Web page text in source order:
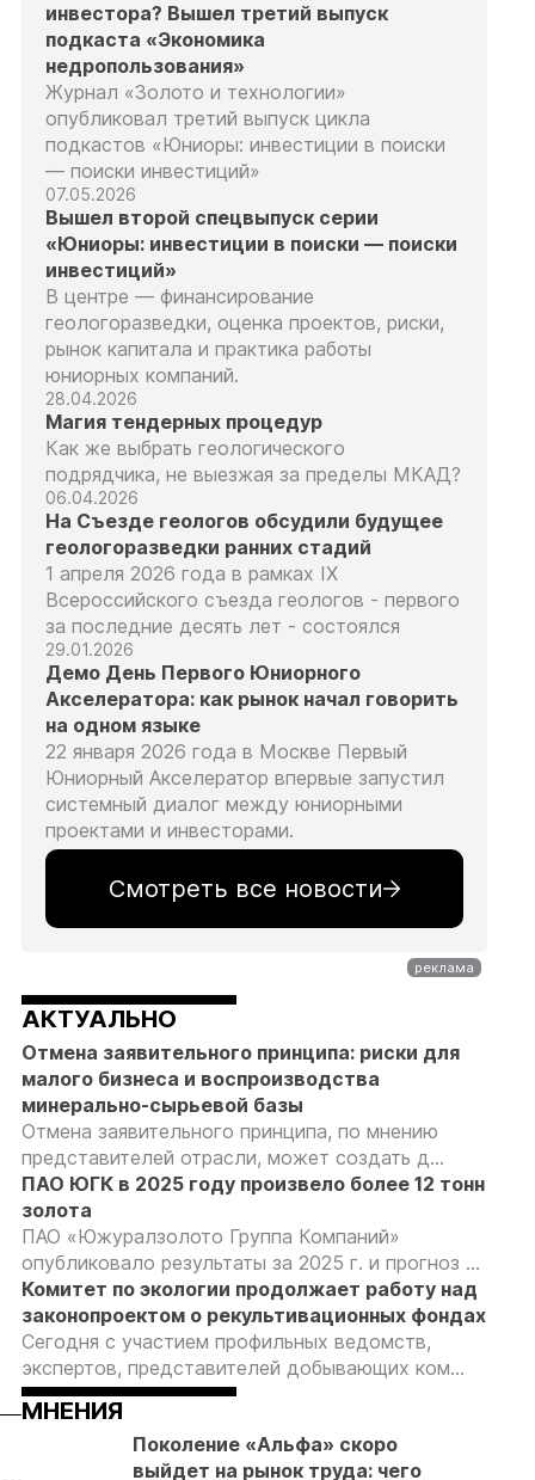
04.08.26 04.08.26
инвестора? Вышел третий выпуск
подкаста «Экономика
недропользования»
Журнал «Золото и технологии»
опубликовал третий выпуск цикла
подкастов «Юниоры: инвестиции в поиски
— поиски инвестиций»
07.05.2026
Вышел второй спецвыпуск серии
«Юниоры: инвестиции в поиски — поиски
инвестиций»
В центре — финансирование
геологоразведки, оценка проектов, риски,
рынок капитала и практика работы
юниорных компаний.
28.04.2026
Магия тендерных процедур
Как же выбрать геологического
подрядчика, не выезжая за пределы МКАД?
06.04.2026
На Съезде геологов обсудили будущее
геологоразведки ранних стадий
1 апреля 2026 года в рамках IX
Всероссийского съезда геологов - первого
за последние десять лет - состоялся
29.01.2026
Демо День Первого Юниорного
Акселератора: как рынок начал говорить
на одном языке
22 января 2026 года в Москве Первый
Юниорный Акселератор впервые запустил
системный диалог между юниорными
проектами и инвесторами.
Смотреть все новости
АКТУАЛЬНО
Отмена заявительного принципа: риски для
малого бизнеса и воспроизводства
минерально-сырьевой базы
Отмена заявительного принципа, по мнению
представителей отрасли, может создать д...
ПАО ЮГК в 2025 году произвело более 12 тонн
золота
ПАО «Южуралзолото Группа Компаний»
опубликовало результаты за 2025 г. и прогноз ...
Комитет по экологии продолжает работу над
законопроектом о рекультивационных фондах
Сегодня с участием профильных ведомств,
экспертов, представителей добывающих ком...
МНЕНИЯ
Поколение «Альфа» скоро
выйдет на рынок труда: чего